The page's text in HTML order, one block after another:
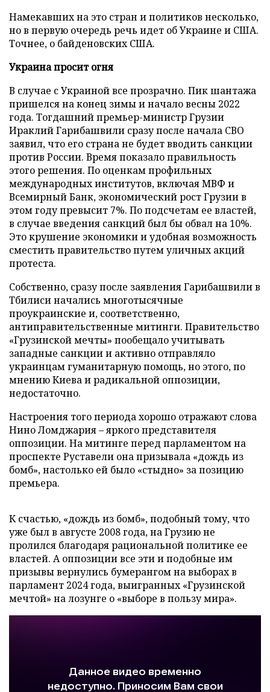
Намекавших на это стран и политиков несколько,
но в первую очередь речь идет об Украине и США.
Точнее, о байденовских США.
Украина просит огня
В случае с Украиной все прозрачно. Пик шантажа
пришелся на конец зимы и начало весны 2022
года. Тогдашний премьер-министр Грузии
Ираклий Гарибашвили сразу после начала СВО
заявил, что его страна не будет вводить санкции
против России. Время показало правильность
этого решения. По оценкам профильных
международных институтов, включая МВФ и
Всемирный Банк, экономический рост Грузии в
этом году превысит 7%. По подсчетам ее властей,
в случае введения санкций был бы обвал на 10%.
Это крушение экономики и удобная возможность
сместить правительство путем уличных акций
протеста.
Собственно, сразу после заявления Гарибашвили в
Тбилиси начались многотысячные
проукраинские и, соответственно,
антиправительственные митинги. Правительство
«Грузинской мечты» пообещало учитывать
западные санкции и активно отправляло
украинцам гуманитарную помощь, но этого, по
мнению Киева и радикальной оппозиции,
недостаточно.
Настроения того периода хорошо отражают слова
Нино Ломджария – яркого представителя
оппозиции. На митинге перед парламентом на
проспекте Руставели она призывала «дождь из
бомб», настолько ей было «стыдно» за позицию
премьера.
К счастью, «дождь из бомб», подобный тому, что
уже был в августе 2008 года, на Грузию не
пролился благодаря рациональной политике ее
властей. А оппозиции все эти и подобные им
призывы вернулись бумерангом на выборах в
парламент 2024 года, выигранных «Грузинской
мечтой» на лозунге о «выборе в пользу мира».